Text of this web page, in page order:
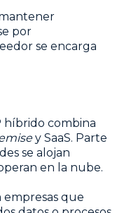
por
se encarga
híbrido combina
y SaaS. Parte
se alojan
en la nube.
que